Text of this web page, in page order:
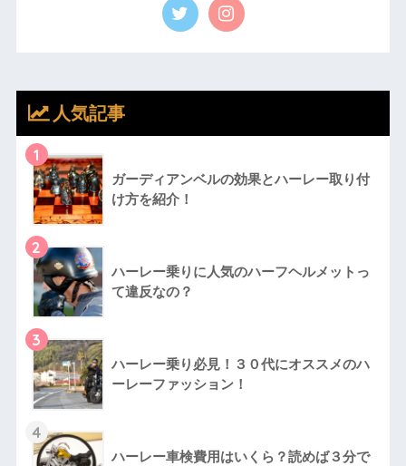
人気記事
1
ガーディアンベルの効果とハーレー取り付
け方を紹介！
2
ハーレー乗りに人気のハーフヘルメットっ
て違反なの？
3
ハーレー乗り必見！３０代にオススメのハ
ーレーファッション！
4
ハーレー車検費用はいくら？読めば３分で